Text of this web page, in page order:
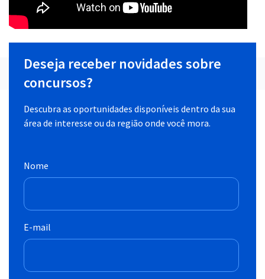
Deseja receber novidades sobre
concursos?
Descubra as oportunidades disponíveis dentro da sua
área de interesse ou da região onde você mora.
Nome
E-mail